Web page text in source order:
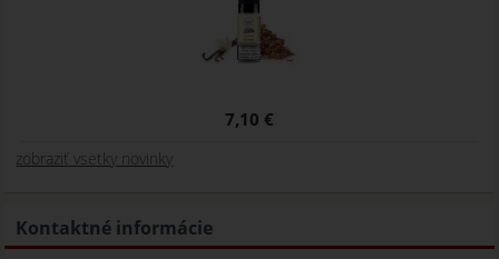
7,10 €
zobraziť vsetky novinky
Kontaktné informácie